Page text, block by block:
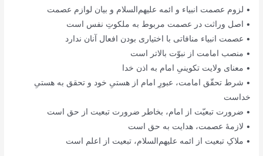
• لزوم عصمت انبیاء و ائمه علیهم‌السلام و بیان لوازم عصمت
• اصل وراثت در عصمت مربوط به ملکوتِ نفس است
• عصمت انبیاء منافاتی با اختیاری بودن افعال آنان ندارد
• منصب امامت از نبوّت بالاتر است
• معنای ولایت تکوینیِ امام به اذن خدا
• شرط تحقّق امامت، عبورِ امام از هستیِ خود و تحقق به هستیِ
خداست
• ضرورت تبعیّت از امام، بخاطر ضرورت تبعیت از حق است
• لازمۀ عصمت، هدایت به حق است
• ملاکِ تبعیت از ائمه علیهم‌السلام، تبعیت از اعلم است